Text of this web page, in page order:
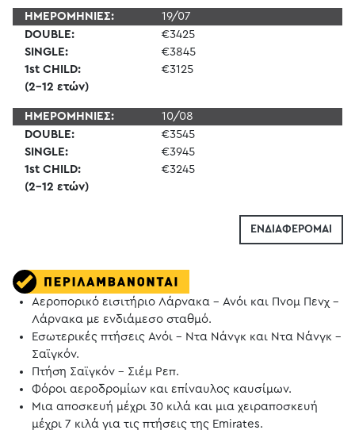
ΗΜΕΡΟΜΗΝΙΕΣ:
19/07
DOUBLE:
€3425
SINGLE:
€3845
1st CHILD:
(2-12 ετών)
€3125
ΗΜΕΡΟΜΗΝΙΕΣ:
10/08
DOUBLE:
€3545
SINGLE:
€3945
1st CHILD:
(2-12 ετών)
€3245
ΕΝΔΙΑΦΕΡΟΜΑΙ
Αεροπορικό εισιτήριο Λάρνακα – Ανόι και Πνομ Πενχ –
Λάρνακα με ενδιάμεσο σταθμό.
Εσωτερικές πτήσεις Ανόι – Ντα Νάνγκ και Ντα Nάνγκ –
Σαϊγκόν.
Πτήση Σαϊγκόν - Σιέμ Ρεπ.
Φόροι αεροδρομίων και επίναυλος καυσίμων.
Μια αποσκευή μέχρι 30 κιλά και μια χειραποσκευή
μέχρι 7 κιλά για τις πτήσεις της Emirates.